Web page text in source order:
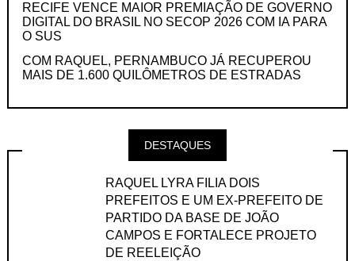
RECIFE VENCE MAIOR PREMIAÇÃO DE GOVERNO
DIGITAL DO BRASIL NO SECOP 2026 COM IA PARA
O SUS
COM RAQUEL, PERNAMBUCO JÁ RECUPEROU
MAIS DE 1.600 QUILÔMETROS DE ESTRADAS
DESTAQUES
RAQUEL LYRA FILIA DOIS
PREFEITOS E UM EX-PREFEITO DE
PARTIDO DA BASE DE JOÃO
CAMPOS E FORTALECE PROJETO
DE REELEIÇÃO